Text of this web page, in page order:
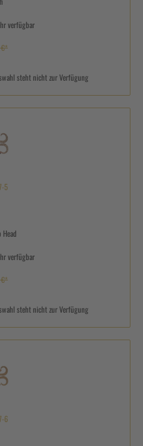
verfügbar
€*
steht nicht zur Verfügung
5
verfügbar
€*
steht nicht zur Verfügung
6